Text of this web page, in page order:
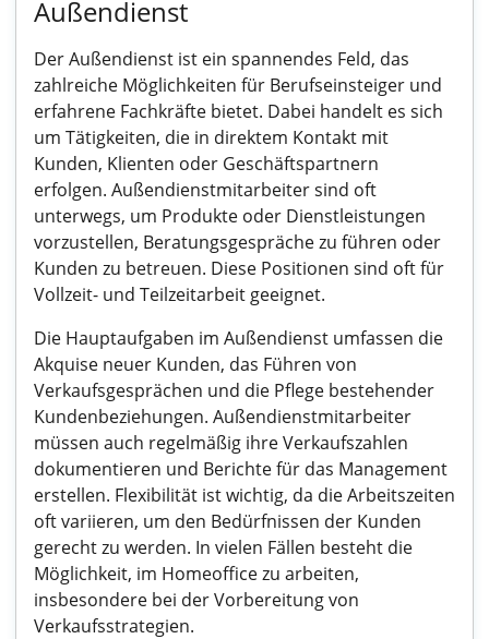
Außendienst
Der Außendienst ist ein spannendes Feld, das
zahlreiche Möglichkeiten für Berufseinsteiger und
erfahrene Fachkräfte bietet. Dabei handelt es sich
um Tätigkeiten, die in direktem Kontakt mit
Kunden, Klienten oder Geschäftspartnern
erfolgen. Außendienstmitarbeiter sind oft
unterwegs, um Produkte oder Dienstleistungen
vorzustellen, Beratungsgespräche zu führen oder
Kunden zu betreuen. Diese Positionen sind oft für
Vollzeit- und Teilzeitarbeit geeignet.
Die Hauptaufgaben im Außendienst umfassen die
Akquise neuer Kunden, das Führen von
Verkaufsgesprächen und die Pflege bestehender
Kundenbeziehungen. Außendienstmitarbeiter
müssen auch regelmäßig ihre Verkaufszahlen
dokumentieren und Berichte für das Management
erstellen. Flexibilität ist wichtig, da die Arbeitszeiten
oft variieren, um den Bedürfnissen der Kunden
gerecht zu werden. In vielen Fällen besteht die
Möglichkeit, im Homeoffice zu arbeiten,
insbesondere bei der Vorbereitung von
Verkaufsstrategien.